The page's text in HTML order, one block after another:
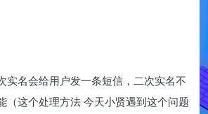
实名会给用户发一条短信，二次实名不
（这个处理方法 今天小贤遇到这个问题